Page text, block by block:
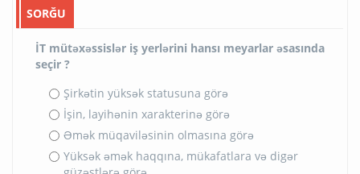
SORĞU
İT mütəxəssislər iş yerlərini hansı meyarlar əsasında
seçir ?
Şirkətin yüksək statusuna görə
İşin, layihənin xarakterinə görə
Əmək müqaviləsinin olmasına görə
Yüksək əmək haqqına, mükafatlara və digər